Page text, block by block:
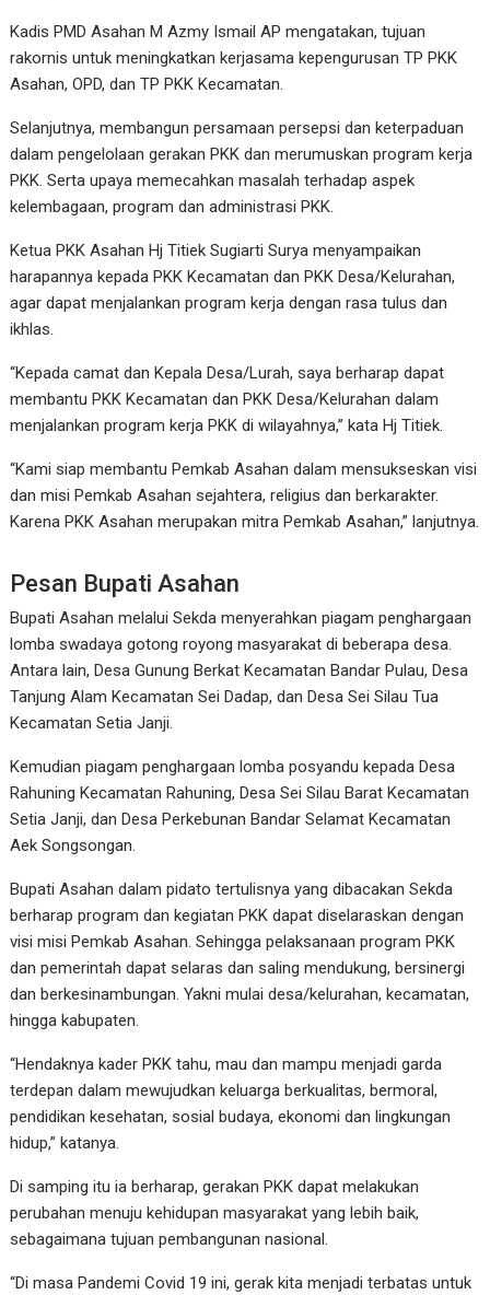
Kadis PMD Asahan M Azmy Ismail AP mengatakan, tujuan
rakornis untuk meningkatkan kerjasama kepengurusan TP PKK
Asahan, OPD, dan TP PKK Kecamatan.
Selanjutnya, membangun persamaan persepsi dan keterpaduan
dalam pengelolaan gerakan PKK dan merumuskan program kerja
PKK. Serta upaya memecahkan masalah terhadap aspek
kelembagaan, program dan administrasi PKK.
Ketua PKK Asahan Hj Titiek Sugiarti Surya menyampaikan
harapannya kepada PKK Kecamatan dan PKK Desa/Kelurahan,
agar dapat menjalankan program kerja dengan rasa tulus dan
ikhlas.
“Kepada camat dan Kepala Desa/Lurah, saya berharap dapat
membantu PKK Kecamatan dan PKK Desa/Kelurahan dalam
menjalankan program kerja PKK di wilayahnya,” kata Hj Titiek.
“Kami siap membantu Pemkab Asahan dalam mensukseskan visi
dan misi Pemkab Asahan sejahtera, religius dan berkarakter.
Karena PKK Asahan merupakan mitra Pemkab Asahan,” lanjutnya.
Pesan Bupati Asahan
Bupati Asahan melalui Sekda menyerahkan piagam penghargaan
lomba swadaya gotong royong masyarakat di beberapa desa.
Antara lain, Desa Gunung Berkat Kecamatan Bandar Pulau, Desa
Tanjung Alam Kecamatan Sei Dadap, dan Desa Sei Silau Tua
Kecamatan Setia Janji.
Kemudian piagam penghargaan lomba posyandu kepada Desa
Rahuning Kecamatan Rahuning, Desa Sei Silau Barat Kecamatan
Setia Janji, dan Desa Perkebunan Bandar Selamat Kecamatan
Aek Songsongan.
Bupati Asahan dalam pidato tertulisnya yang dibacakan Sekda
berharap program dan kegiatan PKK dapat diselaraskan dengan
visi misi Pemkab Asahan. Sehingga pelaksanaan program PKK
dan pemerintah dapat selaras dan saling mendukung, bersinergi
dan berkesinambungan. Yakni mulai desa/kelurahan, kecamatan,
hingga kabupaten.
“Hendaknya kader PKK tahu, mau dan mampu menjadi garda
terdepan dalam mewujudkan keluarga berkualitas, bermoral,
pendidikan kesehatan, sosial budaya, ekonomi dan lingkungan
hidup,” katanya.
Di samping itu ia berharap, gerakan PKK dapat melakukan
perubahan menuju kehidupan masyarakat yang lebih baik,
sebagaimana tujuan pembangunan nasional.
“Di masa Pandemi Covid 19 ini, gerak kita menjadi terbatas untuk